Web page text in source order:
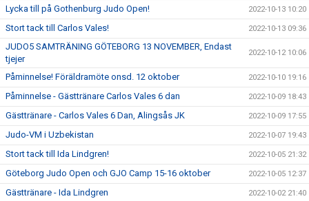
Lycka till på Gothenburg Judo Open! 2022-10-13 10:20
Stort tack till Carlos Vales! 2022-10-13 09:36
JUDO5 SAMTRÄNING GÖTEBORG 13 NOVEMBER, Endast
tjejer
2022-10-12 10:06
Påminnelse! Föräldramöte onsd. 12 oktober 2022-10-10 19:16
Påminnelse - Gästtränare Carlos Vales 6 dan 2022-10-09 18:43
Gästtränare - Carlos Vales 6 Dan, Alingsås JK 2022-10-09 17:55
Judo-VM i Uzbekistan 2022-10-07 19:43
Stort tack till Ida Lindgren! 2022-10-05 21:32
Göteborg Judo Open och GJO Camp 15-16 oktober 2022-10-05 12:37
Gästtränare - Ida Lindgren 2022-10-02 21:40